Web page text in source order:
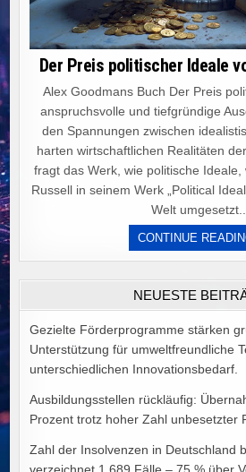
Der Preis politischer Ideale
Alex Goodmans Buch Der Preis
anspruchsvolle und tiefgründige
den Spannungen zwischen
harten wirtschaftlichen Realitäten
fragt das Werk, wie politische Ideale,
Russell in seinem Werk „Political
Welt umgesetzt...
CONTINUE
NEUESTE
Gezielte Förderprogramme stärken
Unterstützung für umweltfreundliche
unterschiedlichen Innovationsbedarf.
Ausbildungsstellen rückläufig:
Prozent trotz hoher Zahl unbesetzter
Zahl der Insolvenzen in Deutschland
verzeichnet 1.689 Fälle – 75 % über